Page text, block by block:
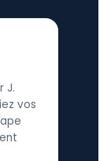
J.
vos